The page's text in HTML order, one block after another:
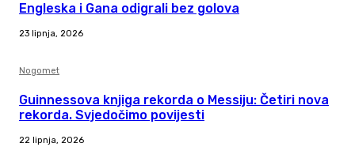
Engleska i Gana odigrali bez golova
23 lipnja, 2026
Nogomet
Guinnessova knjiga rekorda o Messiju: Četiri nova
rekorda. Svjedočimo povijesti
22 lipnja, 2026